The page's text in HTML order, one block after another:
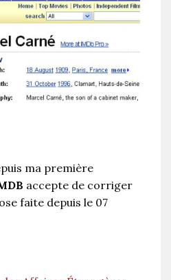
ma première
accepte de corriger
faite depuis le 07